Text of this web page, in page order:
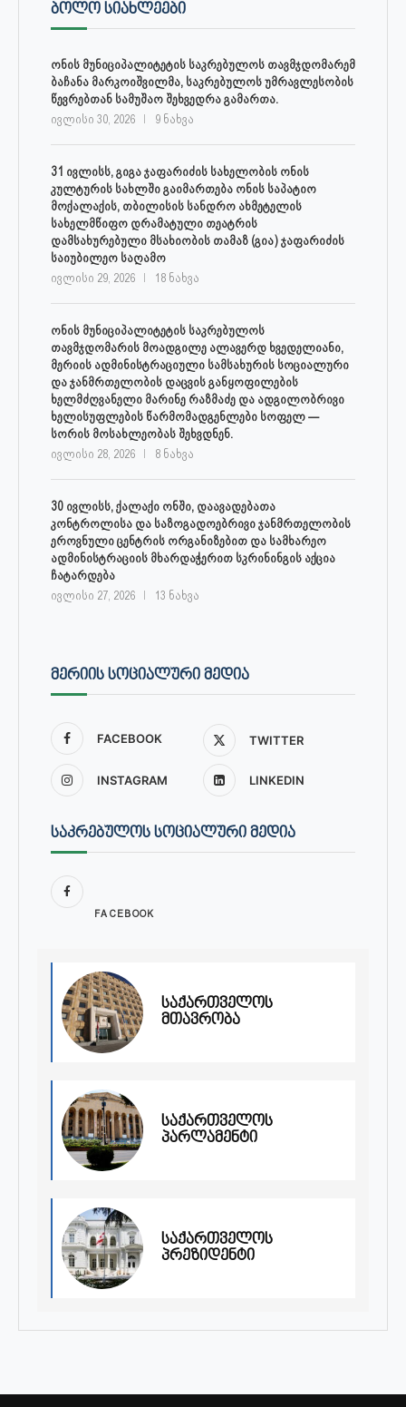
ᲑᲝᲚᲝ ᲡᲘᲐᲮᲚᲔᲔᲑᲘ
ონის მუნიციპალიტეტის საკრებულოს თავმჯდომარემ
ბაჩანა მარკოიშვილმა, საკრებულოს უმრავლესობის
წევრებთან სამუშაო შეხვედრა გამართა.
ივლისი 30, 2026 9 ნახვა
31 ივლისს, გიგა ჯაფარიძის სახელობის ონის
კულტურის სახლში გაიმართება ონის საპატიო
მოქალაქის, თბილისის სანდრო ახმეტელის
სახელმწიფო დრამატული თეატრის
დამსახურებული მსახიობის თამაზ (გია) ჯაფარიძის
საიუბილეო საღამო
ივლისი 29, 2026 18 ნახვა
ონის მუნიციპალიტეტის საკრებულოს
თავმჯდომარის მოადგილე ალავერდ ხვედელიანი,
მერიის ადმინისტრაციული სამსახურის სოციალური
და ჯანმრთელობის დაცვის განყოფილების
ხელმძღვანელი მარინე რაზმაძე და ადგილობრივი
ხელისუფლების წარმომადგენლები სოფელ —
სორის მოსახლეობას შეხვდნენ.
ივლისი 28, 2026 8 ნახვა
30 ივლისს, ქალაქი ონში, დაავადებათა
კონტროლისა და საზოგადოებრივი ჯანმრთელობის
ეროვნული ცენტრის ორგანიზებით და სამხარეო
ადმინისტრაციის მხარდაჭერით სკრინინგის აქცია
ჩატარდება
ივლისი 27, 2026 13 ნახვა
ᲛᲔᲠᲘᲘᲡ ᲡᲝᲪᲘᲐᲚᲣᲠᲘ ᲛᲔᲓᲘᲐ
FACEBOOK TWITTER
INSTAGRAM LINKEDIN
ᲡᲐᲙᲠᲔᲑᲣᲚᲝᲡ ᲡᲝᲪᲘᲐᲚᲣᲠᲘ ᲛᲔᲓᲘᲐ
FACEBOOK
საქართველოს
მთავრობა
საქართველოს
პარლამენტი
საქართველოს
პრეზიდენტი